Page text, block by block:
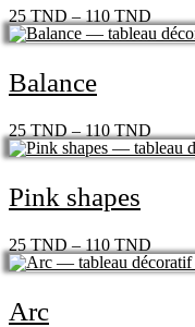
25TND–110TND
Balance
25TND–110TND
Pink shapes
25TND–110TND
Arc